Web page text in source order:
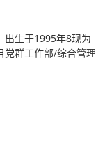
出生于1995年8现为
党群工作部/综合管理